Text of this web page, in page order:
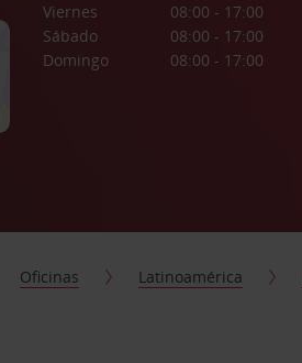
Viernes
08:00 - 17:00
Sábado
08:00 - 17:00
Domingo
08:00 - 17:00
Oficinas Latinoamérica